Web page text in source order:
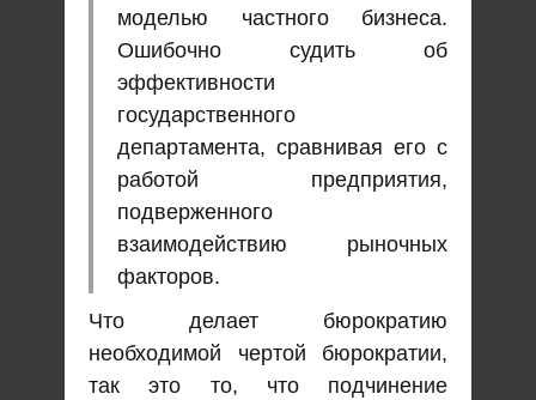
моделью частного бизнеса.
Ошибочно судить об
эффективности
государственного
департамента, сравнивая его с
работой предприятия,
подверженного
взаимодействию рыночных
факторов.
Что делает бюрократию
необходимой чертой бюрократии,
так это то, что подчинение